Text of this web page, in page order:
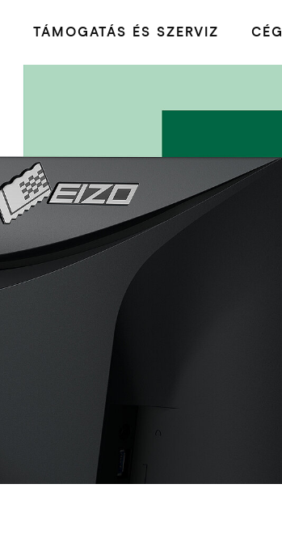
TÁMOGATÁS ÉS SZERVIZ CÉG